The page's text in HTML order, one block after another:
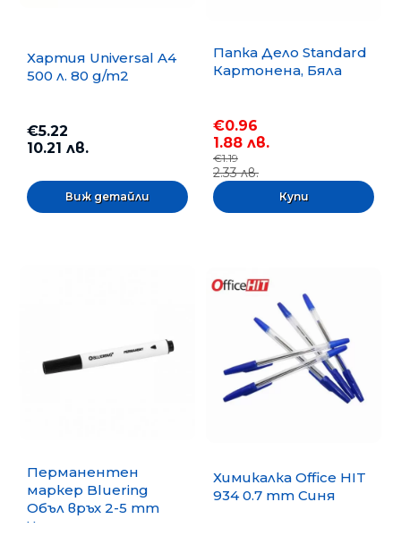
Хартия Universal A4
500 л. 80 g/m2
€5.22
10.21 лв.
Виж детайли
Папка Дело Standard
Картонена, Бяла
€0.96
1.88 лв.
€1.19
2.33 лв.
Перманентен
маркер Bluering
Объл връх 2-5 mm
Черен
Химикалка Office HIT
934 0.7 mm Синя